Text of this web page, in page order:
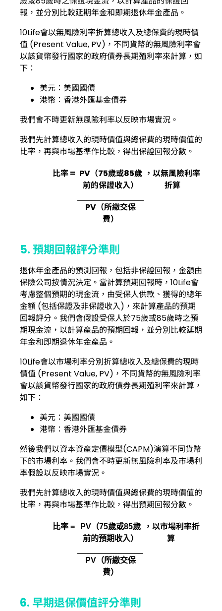
報，並分別比較延期年金和即期退休年金產品。
10Life會以無風險利率折算總收入及總保費的現時價
值 (Present Value, PV)，不同貨幣的無風險利率會
以該貨幣發行國家的政府債券長期殖利率來計算，如
下：
美元：美國國債
港幣：香港外匯基金債券
我們會不時更新無風險利率以反映市場實況。
我們先計算總收入的現時價值與總保費的現時價值的
比率，再與市場基準作比較，得出保證回報分數。
比率= PV（75歲或85歲
前的保證收入）
，以無風險利率
折算
PV（所繳交保
費）
5. 預期回報評分準則
退休年金產品的預測回報，包括非保證回報，金額由
保險公司按情況決定。當計算預期回報時，10Life會
考慮整個預期的現金流，由受保人供款、獲得的總年
金額 (包括保證及非保證收入)，來計算產品的預期
回報評分。我們會假設受保人於75歲或85歲時之預
期現金流，以計算產品的預期回報，並分別比較延期
年金和即期退休年金產品。
10Life會以市場利率分別折算總收入及總保費的現時
價值 (Present Value, PV)，不同貨幣的無風險利率
會以該貨幣發行國家的政府債券長期殖利率來計算，
如下：
美元：美國國債
港幣：香港外匯基金債券
然後我們以資本資產定價模型(CAPM)演算不同貨幣
下的市場利率。我們會不時更新無風險利率及市場利
率假設以反映市場實況。
我們先計算總收入的現時價值與總保費的現時價值的
比率，再與市場基準作比較，得出預期回報分數。
比率 = PV（75歲或85歲
前的預期收入）
，以市場利率折
算
PV（所繳交保
費）
6. 早期退保價值評分準則